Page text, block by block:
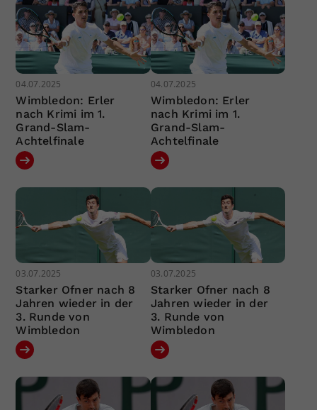
04.07.2025
Wimbledon: Erler
nach Krimi im 1.
Grand-Slam-
Achtelfinale
04.07.2025
Wimbledon: Erler
nach Krimi im 1.
Grand-Slam-
Achtelfinale
03.07.2025
Starker Ofner nach 8
Jahren wieder in der
3. Runde von
Wimbledon
03.07.2025
Starker Ofner nach 8
Jahren wieder in der
3. Runde von
Wimbledon